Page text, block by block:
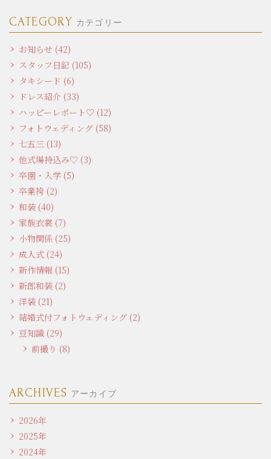
CATEGORY カテゴリー
お知らせ (42)
スタッフ日記 (105)
タキシード (6)
ドレス紹介 (33)
ハッピーレポート♡ (12)
フォトウェディング (58)
七五三 (13)
他式場持込み♡ (3)
卒園・入学 (5)
卒業袴 (2)
和装 (40)
家族衣裳 (7)
小物関係 (25)
成人式 (24)
新作情報 (15)
新郎和装 (2)
洋装 (21)
結婚式付フォトウェディング (2)
豆知識 (29)
前撮り (8)
ARCHIVES アーカイブ
2026年
2025年
2024年